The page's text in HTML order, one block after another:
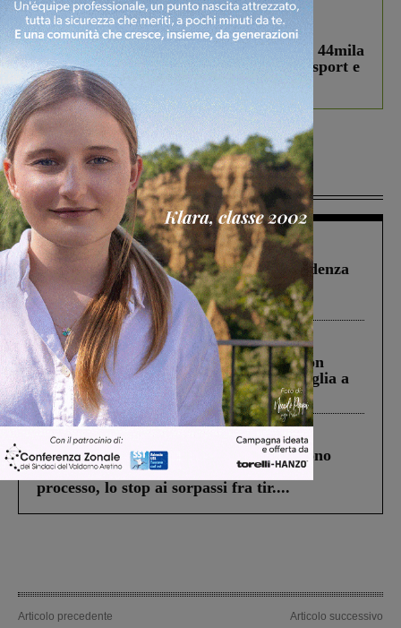
In vetrina 3 Agosto 2026
Estra Notizie agosto: Smart Cities, oltre 44mila
studenti coinvolti, torna il bando per lo sport e
debutta il podcast Estrair
Più lette
Figline Incisa Valdarno 1 Agosto 2026
Piscina di Figline finanziata oltre la scadenza
Pnrr, il gruppo di Fratelli d’Italia: “Un
ringraziamento al Governo”
Cronaca 3 Agosto 2026
Scomparso da una struttura di Castiglion
Fiorentino l’uomo che aveva ucciso la figlia a
Levane nel 2020
Cronaca
Un anno fa la strage in A1 in cui morirono
Gianni, Giulia e Franco. Lo schianto, il
processo, lo stop ai sorpassi fra tir....
Articolo precedente
Articolo successivo